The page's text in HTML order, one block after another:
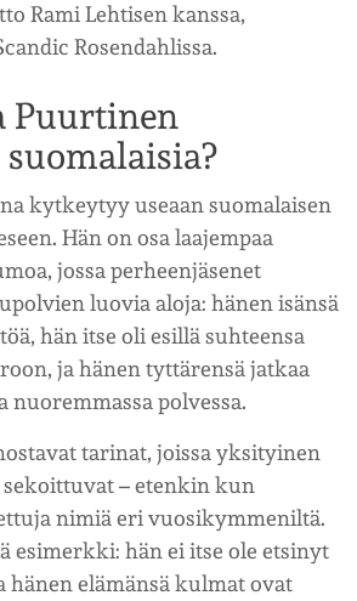
Rami Lehtisen kanssa,
Rosendahlissa.
Puurtinen
kytkeytyy useaan suomalaisen
Hän on osa laajempaa
jossa perheenjäsenet
luovia aloja: hänen isänsä
hän itse oli esillä suhteensa
ja hänen tyttärensä jatkaa
nuoremmassa polvessa.
tarinat, joissa yksityinen
– etenkin kun
nimiä eri vuosikymmeniltä.
esimerkki: hän ei itse ole etsinyt
elämänsä kulmat ovat